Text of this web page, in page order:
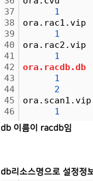
37
38
39
40
41
42
43
44
45
46
1
ora.rac1.vip
1
ora.rac2.vip
1
ora.racdb.db
1
2
ora.scan1.vip
1
db 이름이 racdb임
db리소스명으로 설정정